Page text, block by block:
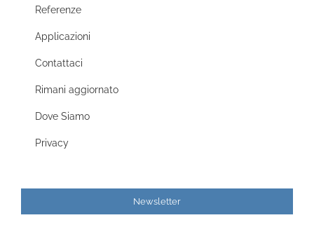
Referenze
Applicazioni
Contattaci
Rimani aggiornato
Dove Siamo
Privacy
Newsletter